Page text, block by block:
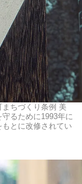
ちづくり条例 美
るために1993年に
とに改修されてい